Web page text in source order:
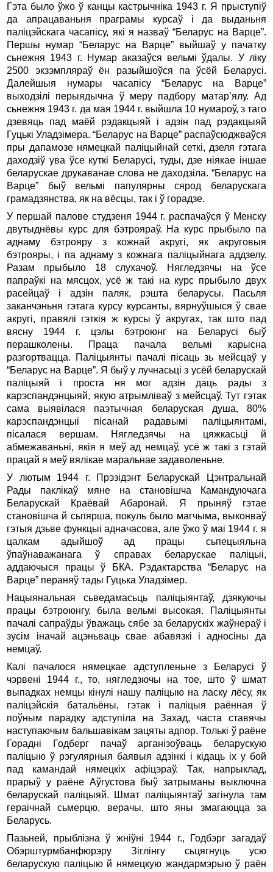
Гэта было ўжо ў канцы кастрычнiка 1943 г. Я прыступiў
да апрацаваньня праграмы курсаў i да выданьня
палiцэйскага часапiсу, якi я назваў “Беларус на Варце”.
Першы нумар “Беларус на Варце” выйшаў у пачатку
сьнежня 1943 г. Нумар аказаўся вельмi ўдалы. У лiку
2500 экзэмпляраў ён разыйшоўся па ўсёй Беларусi.
Далейшыя нумары часапiсу “Беларус на Варце”
выходзiлi перыядычна ў меру падбору матар’ялу. Ад
сьнежня 1943 г. да мая 1944 г. выйшла 10 нумароў, з таго
дзевяць пад маёй рэдакцыяй i адзiн пад рэдакцыяй
Гуцькi Уладзiмера. “Беларус на Варце” распаўсюджваўся
пры дапамозе нямецкай палiцыйнай сеткi, дзеля гэтага
даходзiў ува ўсе куткi Беларусi, туды, дзе нiякае iншае
беларускае друкаванае слова не даходзiла. “Беларус на
Варце” быў вельмi папулярны сярод беларускага
грамадзянства, як на вёсцы, так і ў горадзе.
У першай палове студзеня 1944 г. распачаўся ў Менску
двутыднёвы курс для бэтрояраў. На курс прыбыло па
аднаму бэтрояру з кожнай акругi, як акруговыя
бэтрояры, i па аднаму з кожнага палiцыйнага аддзелу.
Разам прыбыло 18 слухачоў. Нягледзячы на ўсе
папраўкi на мясцох, усё ж такi на курс прыбыло двух
расейцаў i адзiн паляк, рэшта беларусы. Пасьля
заканчэньня гэтага курсу курсанты, вярнуўшыся ў свае
акругi, правялi гэткiя ж курсы ў акругах, так што пад
вясну 1944 г. цэлы бэтроюнг на Беларусi быў
перашколены. Праца пачала вельмi карысна
разгортвацца. Палiцыянты пачалi пiсаць зь мейсцаў у
“Беларус на Варце”. Я быў у лучнасьцi з усёй беларускай
палiцыяй i проста ня мог адзiн даць рады з
карэспандэнцыяй, якую атрымлiваў з мейсцаў. Тут гэтак
сама выявiлася паэтычная беларуская душа, 80%
карэспандэнцыi пiсанай радавымi палiцыянтамi,
пiсалася вершам. Нягледзячы на цяжкасьцi й
абмежаваньнi, якiя я меў ад немцаў, усё ж такi з гэтай
працай я меў вялiкае маральнае задаволеньне.
У лютым 1944 г. Прэзiдэнт Беларускай Цэнтральнай
Рады паклiкаў мяне на становiшча Камандуючага
Беларускай Краёвай Абаронай. Я прыняў гэтае
становiшча й сьпярша, покуль было магчыма, выконваў
гэтыя дзьве функцыi адначасова, але ўжо ў маi 1944 г. я
цалкам адыйшоў ад працы сьпецыяльна
ўпаўнаважанага ў справах беларускае палiцыi,
аддаючыся працы ў БКА. Рэдактарства “Беларус на
Варце” пераняў тады Гуцька Уладзiмер.
Нацыянальная сьведамасьць палiцыянтаў, дзякуючы
працы бэтроюнгу, была вельмi высокая. Палiцыянты
пачалi сапраўды ўважаць сябе за беларускiх жаўнераў i
зусiм iначай ацэньваць свае абавязкi i адносiны да
немцаў.
Калi пачалося нямецкае адступленьне з Беларусi ў
чэрвенi 1944 г., то, нягледзючы на тое, што ў шмат
выпадках немцы кiнулi нашу палiцыю на ласку лёсу, як
палiцэйскiя батальёны, гэтак i палiцыя раённая ў
поўным парадку адступiла на Захад, часта ставячы
наступаючым бальшавiкам зацяты адпор. Толькi ў раёне
Гораднi Годберг пачаў арганізоўваць беларускую
палiцыю ў рэгулярныя баявыя адзiнкi i кiдаць iх у бой
пад камандай нямецкiх афiцэраў. Так, напрыклад,
прарыў у раёне Аўгустова быў затрыманы выключна
беларускай палiцыяй. Шмат палiцыянтаў загiнула там
гераiчнай сьмерцю, верачы, што яны змагаюцца за
Беларусь.
Пазьней, прыблiзна ў жнiўнi 1944 г., Годбэрг загадаў
Обэрштурмбанфюрэру Зiглiнгу сьцягнуць усю
беларускую палiцыю й нямецкую жандармэрыю ў раён